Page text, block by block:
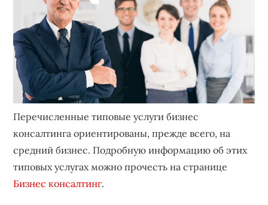
Перечисленные типовые услуги бизнес
консалтинга ориентированы, прежде всего, на
средний бизнес. Подробную информацию об этих
типовых услугах можно прочесть на странице
Бизнес консалтинг.